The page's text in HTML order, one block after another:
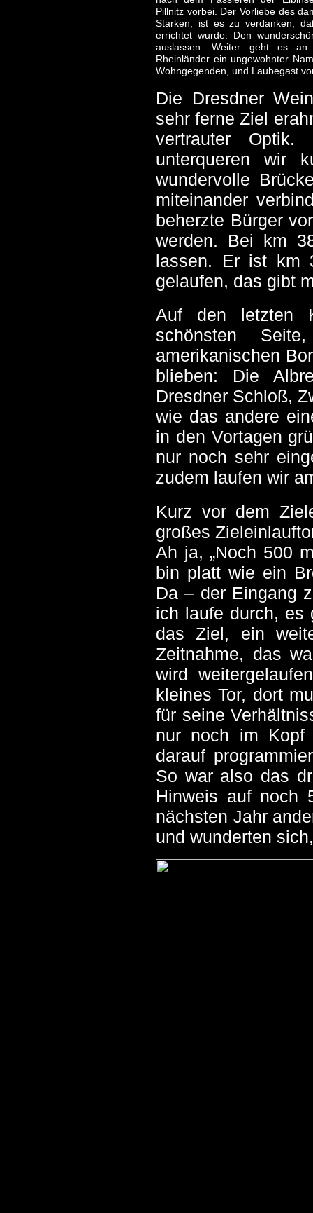
Pillnitz vorbei. Der Vorliebe des
Starken, ist es zu verdanken,
errichtet wurde. Den
auslassen. Weiter geht es an
Rheinländer ein ungewohnter
Wohngegenden, und Laubegast
Die Dresdner
sehr ferne Ziel
vertrauter Optik.
unterqueren wir
wundervolle
miteinander
beherzte Bürger
werden. Bei km
lassen. Er ist km
gelaufen, das gibt
Auf den letzten
schönsten
amerikanischen
blieben: Die
Dresdner Schloß,
wie das andere
in den Vortagen
nur noch sehr
zudem laufen wir
Kurz vor dem
großes
Ah ja, „Noch 500
bin platt wie ein
Da – der Eingang
ich laufe durch, es
das Ziel, ein
Zeitnahme, das
wird
kleines Tor, dort
für seine
nur noch im Kopf
darauf
So war also das
Hinweis auf noch
nächsten Jahr
und wunderten